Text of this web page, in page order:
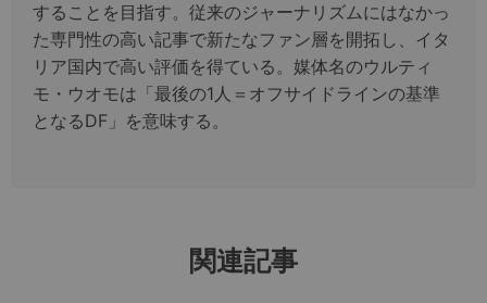
することを目指す。従来のジャーナリズムにはなかっ
た専門性の高い記事で新たなファン層を開拓し、イタ
リア国内で高い評価を得ている。媒体名のウルティ
モ・ウオモは「最後の1人＝オフサイドラインの基準
となるDF」を意味する。
関連記事